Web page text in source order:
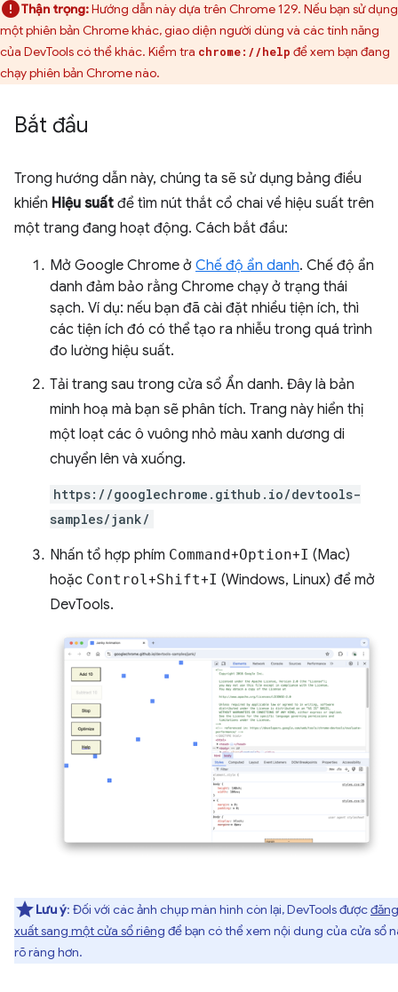
Thận trọng:Hướng dẫn này dựa trên Chrome 129. Nếu bạn sử dụng
một phiên bản Chrome khác, giao diện người dùng và các tính năng
của DevTools có thể khác. Kiểm tra chrome://help để xem bạn đang
chạy phiên bản Chrome nào.
Bắt đầu
Trong hướng dẫn này, chúng ta sẽ sử dụng bảng điều
khiển Hiệu suất để tìm nút thắt cổ chai về hiệu suất trên
một trang đang hoạt động. Cách bắt đầu:
Mở Google Chrome ở Chế độ ẩn danh. Chế độ ẩn
danh đảm bảo rằng Chrome chạy ở trạng thái
sạch. Ví dụ: nếu bạn đã cài đặt nhiều tiện ích, thì
các tiện ích đó có thể tạo ra nhiễu trong quá trình
đo lường hiệu suất.
Tải trang sau trong cửa sổ Ẩn danh. Đây là bản
minh hoạ mà bạn sẽ phân tích. Trang này hiển thị
một loạt các ô vuông nhỏ màu xanh dương di
chuyển lên và xuống.
https://googlechrome.github.io/devtools-
samples/jank/
Nhấn tổ hợp phím Command+Option+I (Mac)
hoặc Control+Shift+I (Windows, Linux) để mở
DevTools.
Lưu ý: Đối với các ảnh chụp màn hình còn lại, DevTools đượcđăng
xuất sang một cửa sổ riêng để bạn có thể xem nội dung của cửa sổ
rõ ràng hơn.